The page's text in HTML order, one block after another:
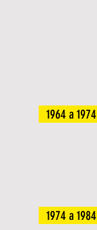
1964 a 1974
1974 a 1984